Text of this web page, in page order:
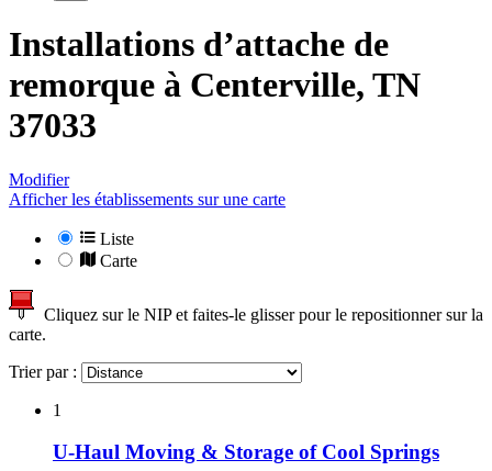
Installations d’attache de
remorque à Centerville, TN
37033
Modifier
Afficher les établissements sur une carte
Liste
Carte
Cliquez sur le NIP et faites-le glisser pour le repositionner sur la
carte.
Trier par :
1
U-Haul Moving & Storage of Cool Springs